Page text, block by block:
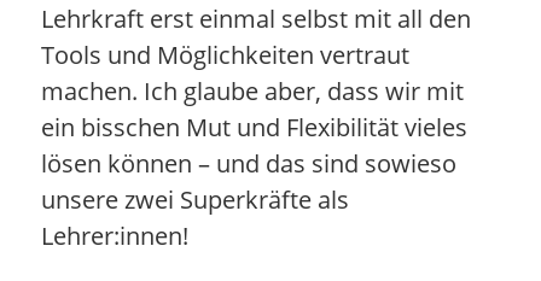
Lehrkraft erst einmal selbst mit all den
Tools und Möglichkeiten vertraut
machen. Ich glaube aber, dass wir mit
ein bisschen Mut und Flexibilität vieles
lösen können – und das sind sowieso
unsere zwei Superkräfte als
Lehrer:innen!